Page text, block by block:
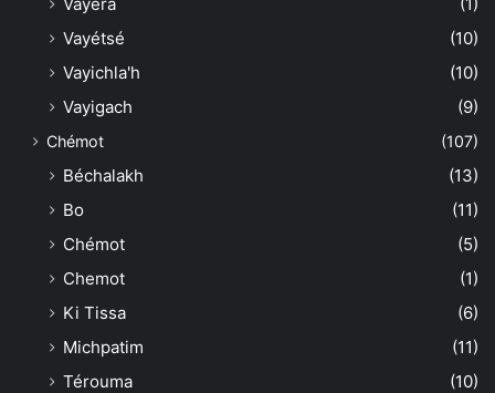
Vayétsé
(10)
Vayichla'h
(10)
Vayigach
(9)
Chémot (107)
Béchalakh
(13)
Bo
(11)
Chémot
(5)
Chemot
(1)
Ki Tissa
(6)
Michpatim
(11)
Térouma
(10)